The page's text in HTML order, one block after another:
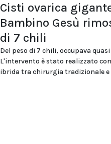
Cisti ovarica
Bambino Gesù
di 7 chili
Del peso di 7 chili, occupava
L'intervento è stato realizzato
ibrida tra chirurgia tradizionale